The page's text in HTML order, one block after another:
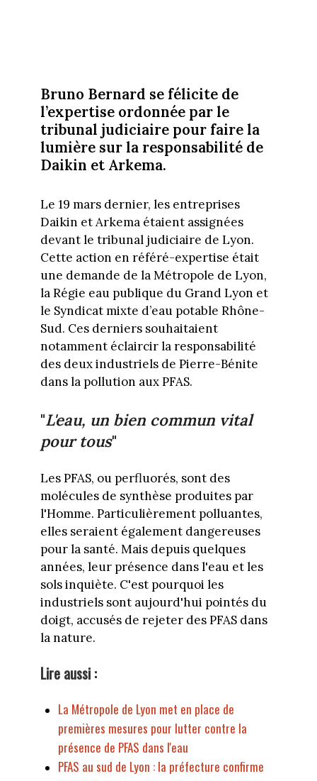
Bruno Bernard se félicite de
l’expertise ordonnée par le
tribunal judiciaire pour faire la
lumière sur la responsabilité de
Daikin et Arkema.
Le 19 mars dernier, les entreprises
Daikin et Arkema étaient assignées
devant le tribunal judiciaire de Lyon.
Cette action en référé-expertise était
une demande de la Métropole de Lyon,
la Régie eau publique du Grand Lyon et
le Syndicat mixte d’eau potable Rhône-
Sud. Ces derniers souhaitaient
notamment éclaircir la responsabilité
des deux industriels de Pierre-Bénite
dans la pollution aux PFAS.
"L'eau, un bien commun vital
pour tous"
Les PFAS, ou perfluorés, sont des
molécules de synthèse produites par
l'Homme. Particulièrement polluantes,
elles seraient également dangereuses
pour la santé. Mais depuis quelques
années, leur présence dans l'eau et les
sols inquiète. C'est pourquoi les
industriels sont aujourd'hui pointés du
doigt, accusés de rejeter des PFAS dans
la nature.
Lire aussi :
La Métropole de Lyon met en place de
premières mesures pour lutter contre la
présence de PFAS dans l'eau
PFAS au sud de Lyon : la préfecture confirme